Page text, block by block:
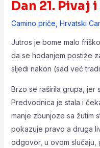
Dan 21. Pivaj
Camino priče Hrvatski
Jutros je bome malo
da se hodanjem postiže
sljedi nakon (sad već
Brzo se raširila grupa, jer
Predvodnica je stala i
manje zbunjoze sa žutim
pokazuje pravo a druga
odgovor, u ovom slučaju,